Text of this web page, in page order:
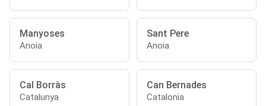
Manyoses
Anoia
Sant Pere
Anoia
Cal Borràs
Catalunya
Can Bernades
Catalonia